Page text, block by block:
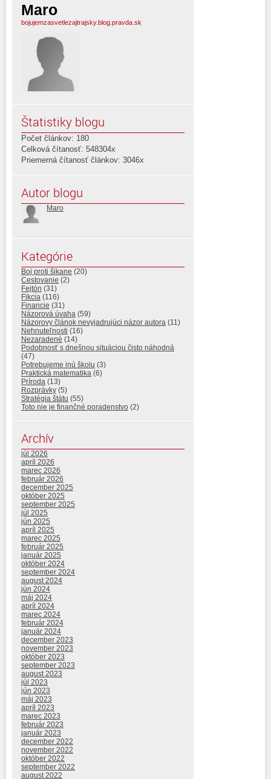
Maro
bojujemzasvetlezajtrajsky.blog.pravda.sk
Štatistiky blogu
Počet článkov: 180
Celková čítanosť: 548304x
Priemerná čítanosť článkov: 3046x
Autor blogu
Maro
Kategórie
Boj proti šikane (20)
Cestovanie (2)
Fejtón (31)
Fikcia (116)
Financie (31)
Názorová úvaha (59)
Názorovy článok nevyjadrujúci názor autora (11)
Nehnuteľnosti (16)
Nezaradené (14)
Podobnosť s dnešnou situäciou čisto náhodná
(47)
Potrebujeme inú školu (3)
Praktická matematika (6)
Príroda (13)
Rozprávky (5)
Stratégia štátu (55)
Toto nie je finančné poradenstvo (2)
Archív
júl 2026
apríl 2026
marec 2026
február 2026
december 2025
október 2025
september 2025
júl 2025
jún 2025
apríl 2025
marec 2025
február 2025
január 2025
október 2024
september 2024
august 2024
jún 2024
máj 2024
apríl 2024
marec 2024
február 2024
január 2024
december 2023
november 2023
október 2023
september 2023
august 2023
júl 2023
jún 2023
máj 2023
apríl 2023
marec 2023
február 2023
január 2023
december 2022
november 2022
október 2022
september 2022
august 2022